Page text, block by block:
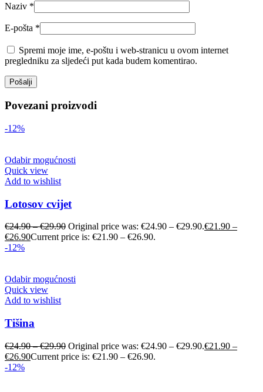
Naziv *
E-pošta *
Spremi moje ime, e-poštu i web-stranicu u ovom internet
pregledniku za sljedeći put kada budem komentirao.
Povezani proizvodi
-12%
Odabir mogućnosti
Quick view
Add to wishlist
Lotosov cvijet
€24.90–€29.90 Original price was: €24.90 – €29.90.€21.90 –
€26.90Current price is: €21.90 – €26.90.
-12%
Odabir mogućnosti
Quick view
Add to wishlist
Tišina
€24.90–€29.90 Original price was: €24.90 – €29.90.€21.90 –
€26.90Current price is: €21.90 – €26.90.
-12%